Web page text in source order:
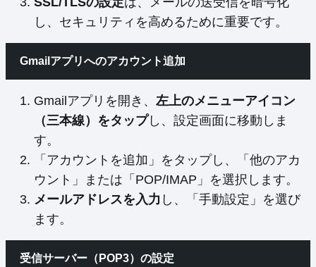
し、セキュリティを高めるために重要です。
Gmailアプリへのアカウント追加
Gmailアプリを開き、 左上のメニューアイコン
（三本線）をタップし、設定画面に移動しま
す。
「アカウントを追加」をタップし、「他のアカ
ウント」または「POP/IMAP」を選択します。
メールアドレスを入力 し、「手動設定」を選び
ます。
受信サーバー（POP3）の設定